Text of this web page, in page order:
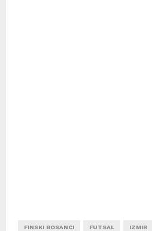
FINSKI BOSANCI FUTSAL IZMIR